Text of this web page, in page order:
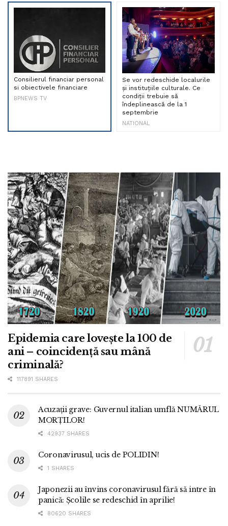
Consilierul financiar personal
si obiectivele financiare
BPNEWS TV
Se vor redeschide localurile
și instituțiile culturale. Ce
condiții trebuie să
îndeplinească de la 1
septembrie
NATIONAL
Epidemia care lovește la 100 de
ani – coincidență sau mână
criminală?
117891 SHARES
Acuzații grave: Guvernul italian umflă NUMĂRUL
MORȚILOR!
42937 SHARES
Coronavirusul, ucis de POLIDIN!
1 SHARES
Japonezii au învins coronavirusul fără să intre în
panică: Școlile se redeschid în aprilie!
80620 SHARES